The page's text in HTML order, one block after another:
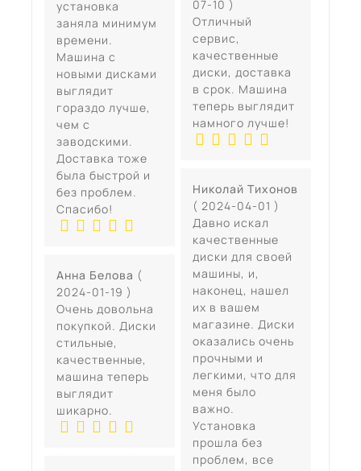
установка
заняла минимум
времени.
Машина с
новыми дисками
выглядит
гораздо лучше,
чем с
заводскими.
Доставка тоже
была быстрой и
без проблем.
Спасибо!
Анна Белова (
2024-01-19 )
Очень довольна
покупкой. Диски
стильные,
качественные,
машина теперь
выглядит
шикарно.
07-10 )
Отличный
сервис,
качественные
диски, доставка
в срок. Машина
теперь выглядит
намного лучше!
Николай Тихонов
( 2024-04-01 )
Давно искал
качественные
диски для своей
машины, и,
наконец, нашел
их в вашем
магазине. Диски
оказались очень
прочными и
легкими, что для
меня было
важно.
Установка
прошла без
проблем, все